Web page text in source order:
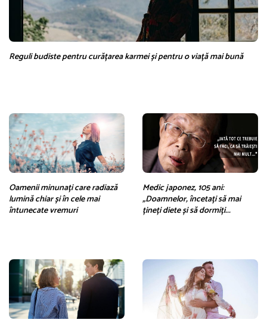
Reguli budiste pentru curățarea karmei și pentru o viață mai bună
Oamenii minunați care radiază
lumină chiar și în cele mai
întunecate vremuri
Medic japonez, 105 ani:
„Doamnelor, încetați să mai
țineți diete și să dormiți...